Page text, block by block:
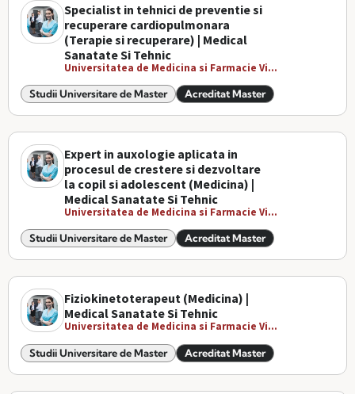
Specialist in tehnici de preventie si
recuperare cardiopulmonara
(Terapie si recuperare) | Medical
Sanatate Si Tehnic
Universitatea de Medicina si Farmacie Vi...
Studii Universitare de Master Acreditat Master
Expert in auxologie aplicata in
procesul de crestere si dezvoltare
la copil si adolescent (Medicina) |
Medical Sanatate Si Tehnic
Universitatea de Medicina si Farmacie Vi...
Studii Universitare de Master Acreditat Master
Fiziokinetoterapeut (Medicina) |
Medical Sanatate Si Tehnic
Universitatea de Medicina si Farmacie Vi...
Studii Universitare de Master Acreditat Master